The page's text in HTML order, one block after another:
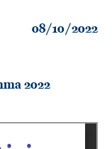
08/10/2022
2022